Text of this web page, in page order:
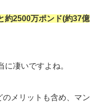
約2500万ポンド(約37億
凄いですよね。
メリットも含め、マン